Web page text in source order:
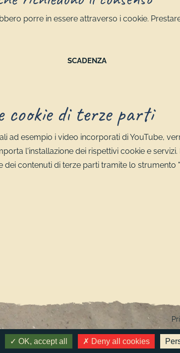
porre in essere attraverso i cookie.
SCADENZA
cookie di terze parti
ad esempio i video incorporati di YouTube,
l'installazione dei rispettivi cookie e
contenuti di terze parti tramite lo strumento
OK, accept all Deny all cookies